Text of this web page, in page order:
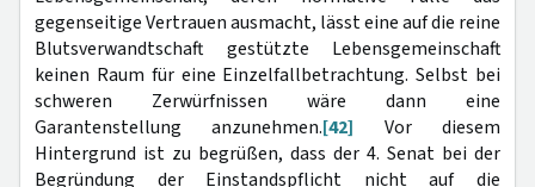
gegenseitige Vertrauen ausmacht, lässt eine auf die reine
Blutsverwandtschaft gestützte Lebensgemeinschaft
keinen Raum für eine Einzelfallbetrachtung. Selbst bei
schweren Zerwürfnissen wäre dann eine
Garantenstellung anzunehmen.[42] Vor diesem
Hintergrund ist zu begrüßen, dass der 4. Senat bei der
Begründung der Einstandspflicht nicht auf die